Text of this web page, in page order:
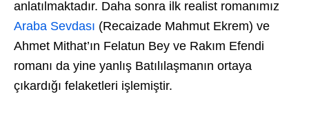
anlatılmaktadır. Daha sonra ilk realist romanımız
Araba Sevdası (Recaizade Mahmut Ekrem) ve
Ahmet Mithat’ın Felatun Bey ve Rakım Efendi
romanı da yine yanlış Batılılaşmanın ortaya
çıkardığı felaketleri işlemiştir.